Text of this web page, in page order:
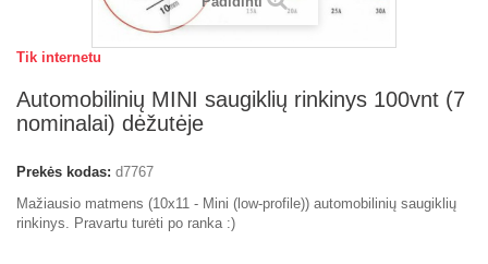
Tik internetu
Automobilinių MINI saugiklių rinkinys 100vnt (7
nominalai) dėžutėje
Prekės kodas: d7767
Mažiausio matmens (10x11 - Mini (low-profile)) automobilinių saugiklių
rinkinys. Pravartu turėti po ranka :)